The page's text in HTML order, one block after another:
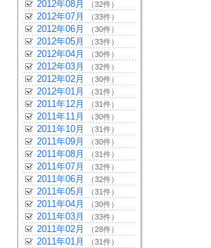
2012年08月 （32件）
2012年07月 （33件）
2012年06月 （30件）
2012年05月 （33件）
2012年04月 （30件）
2012年03月 （32件）
2012年02月 （30件）
2012年01月 （31件）
2011年12月 （31件）
2011年11月 （30件）
2011年10月 （31件）
2011年09月 （30件）
2011年08月 （31件）
2011年07月 （32件）
2011年06月 （32件）
2011年05月 （31件）
2011年04月 （30件）
2011年03月 （33件）
2011年02月 （28件）
2011年01月 （31件）